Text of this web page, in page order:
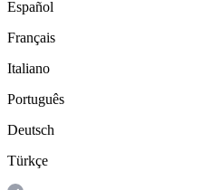
Español
Français
Italiano
Português
Deutsch
Türkçe